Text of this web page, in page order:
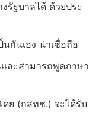
รัฐบาลได้ ด้วยประ
กันเอง น่าเชื่อถือ
ละสามารถพูดภาษา
ย (กสทช.) จะได้รับ